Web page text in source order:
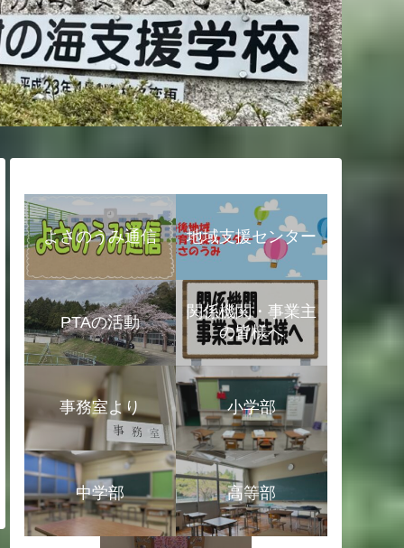
よさのうみ通信 地域支援センター
PTAの活動
関係機関・事業主
の皆様へ
事務室より 小学部
中学部 高等部